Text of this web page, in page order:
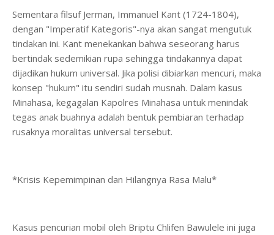
Sementara filsuf Jerman, Immanuel Kant (1724-1804),
dengan "Imperatif Kategoris"-nya akan sangat mengutuk
tindakan ini. Kant menekankan bahwa seseorang harus
bertindak sedemikian rupa sehingga tindakannya dapat
dijadikan hukum universal. Jika polisi dibiarkan mencuri, maka
konsep "hukum" itu sendiri sudah musnah. Dalam kasus
Minahasa, kegagalan Kapolres Minahasa untuk menindak
tegas anak buahnya adalah bentuk pembiaran terhadap
rusaknya moralitas universal tersebut.
*Krisis Kepemimpinan dan Hilangnya Rasa Malu*
Kasus pencurian mobil oleh Briptu Chlifen Bawulele ini juga